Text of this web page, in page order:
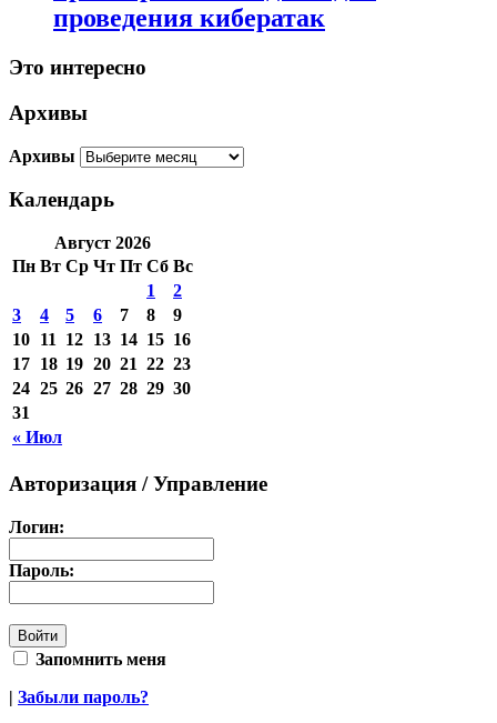
проведения кибератак
Это интересно
Архивы
Архивы
Календарь
Август 2026
Пн Вт Ср Чт Пт Сб Вс
« Июл
1
2
3
4 5 6 7 8
9
10 11 12 13 14 15 16
17 18 19 20 21 22 23
24 25 26 27 28 29 30
31
Авторизация / Управление
Логин:
Пароль:
Запомнить меня
| Забыли пароль?